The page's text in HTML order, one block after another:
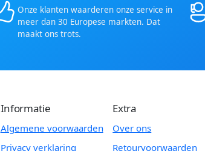
Onze klanten waarderen onze service in
meer dan 30 Europese markten. Dat
maakt ons trots.
Informatie
Algemene voorwaarden
Privacy verklaring
Extra
Over ons
Retourvoorwaarden